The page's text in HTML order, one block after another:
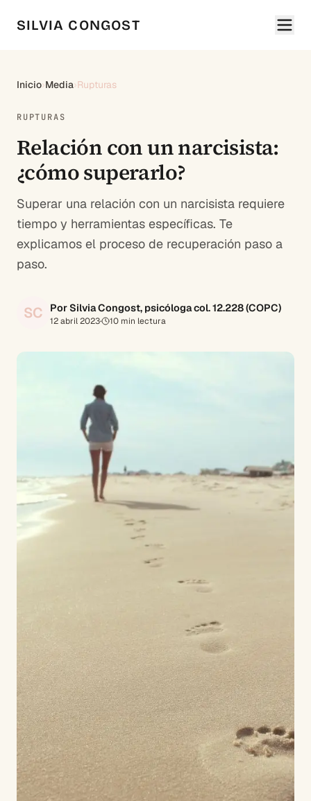
SILVIA CONGOST
Inicio›Media›Rupturas
RUPTURAS
Relación con un narcisista:
¿cómo superarlo?
Superar una relación con un narcisista requiere
tiempo y herramientas específicas. Te
explicamos el proceso de recuperación paso a
paso.
SC Por Silvia Congost, psicóloga col. 12.228 (COPC)
12 abril 2023· 10 min lectura